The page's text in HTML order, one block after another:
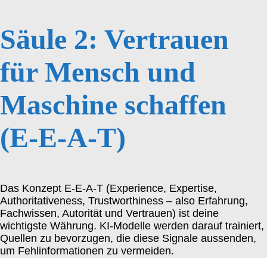
Säule 2: Vertrauen
für Mensch und
Maschine schaffen
(E-E-A-T)
Das Konzept E-E-A-T (Experience, Expertise,
Authoritativeness, Trustworthiness – also Erfahrung,
Fachwissen, Autorität und Vertrauen) ist deine
wichtigste Währung. KI-Modelle werden darauf trainiert,
Quellen zu bevorzugen, die diese Signale aussenden,
um Fehlinformationen zu vermeiden.